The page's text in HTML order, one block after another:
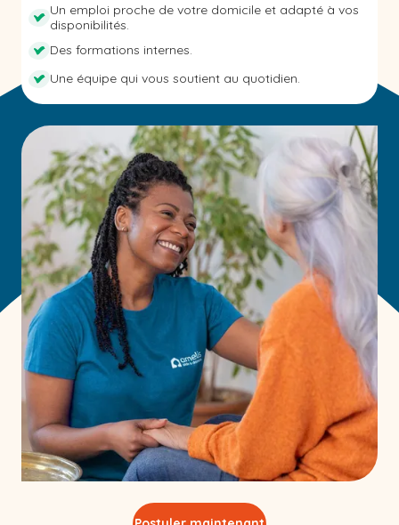
Un emploi proche de votre domicile et adapté à vos
disponibilités.
Des formations internes.
Une équipe qui vous soutient au quotidien.